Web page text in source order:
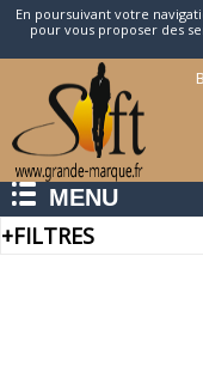
En poursuivant votre
pour vous proposer des
MENU
+FILTRES